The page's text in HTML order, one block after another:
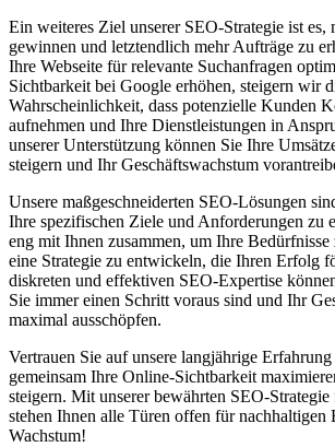
Ein weiteres Ziel unserer SEO-Strategie ist es,
gewinnen und letztendlich mehr Aufträge zu
Ihre Webseite für relevante Suchanfragen
Sichtbarkeit bei Google erhöhen, steigern wir
Wahrscheinlichkeit, dass potenzielle Kunden
aufnehmen und Ihre Dienstleistungen in
unserer Unterstützung können Sie Ihre
steigern und Ihr Geschäftswachstum
Unsere maßgeschneiderten SEO-Lösungen
Ihre spezifischen Ziele und Anforderungen zu
eng mit Ihnen zusammen, um Ihre Bedürfnisse
eine Strategie zu entwickeln, die Ihren Erfolg
diskreten und effektiven SEO-Expertise
Sie immer einen Schritt voraus sind und Ihr
maximal ausschöpfen.
Vertrauen Sie auf unsere langjährige
gemeinsam Ihre Online-Sichtbarkeit
steigern. Mit unserer bewährten SEO-Strategie
stehen Ihnen alle Türen offen für nachhaltigen
Wachstum!